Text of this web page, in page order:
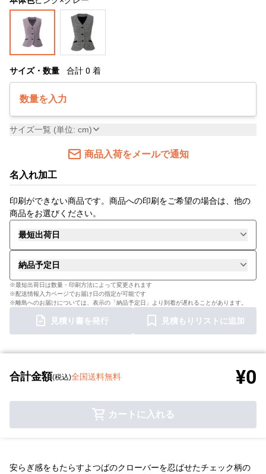
サイズ・数量 合計 0 着
数量を入力
サイズ一覧 (単位: cm)
商品入荷をメールで通知
名入れ加工
印刷ができない商品です。商品への印刷をご希望の場合は、他の
商品をお選びください。
最短出荷日
納品予定日
※最短出荷日は数量・印刷方法によって変更されます
※配送情報入力ページでお届け日の指定が可能です
※離島へのお届けについては、表示の「納品予定日」より到着が遅れることがあります。
見積り書を発行 見積もりリストに追加
合計金額(税込)全国送料無料 ¥0
カートに入れる
安らぎ感をもたらすよつばのクローバーを忍ばせたチェック柄の